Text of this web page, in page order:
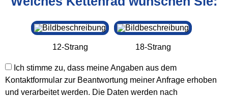
12-Strang 18-Strang
Ich stimme zu, dass meine Angaben aus dem
Kontaktformular zur Beantwortung meiner Anfrage erhoben
und verarbeitet werden. Die Daten werden nach